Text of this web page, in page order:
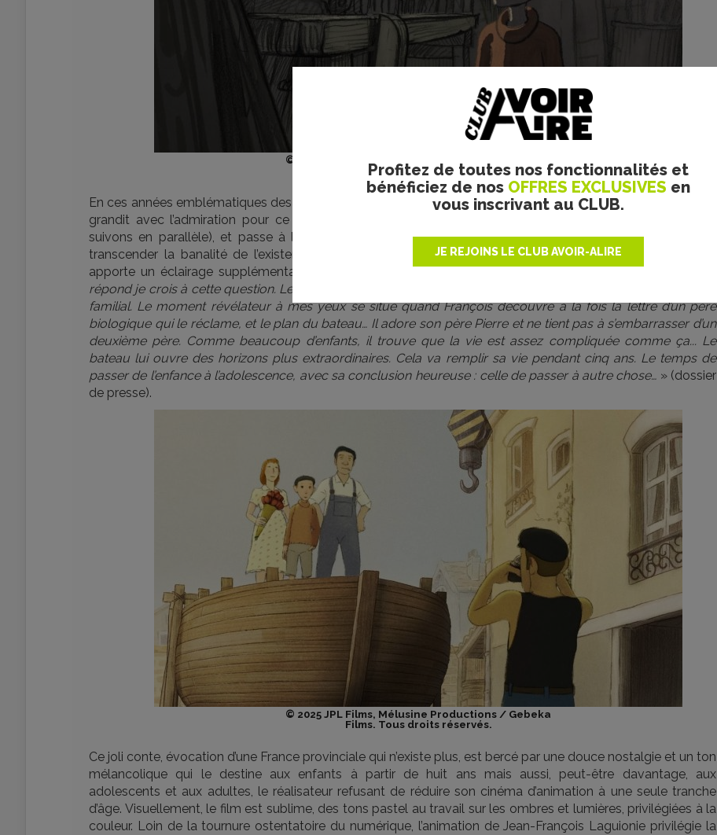
Profitez de toutes nos fonctionnalités et
bénéficiez de nos OFFRES EXCLUSIVES en
vous inscrivant au CLUB.
JE REJOINS LE CLUB AVOIR-ALIRE
© 2025 JPL Films, Mélusine Productions / Gebeka
Films. Tous droits réservés.
En ces années emblématiques des Trente Glorieuses, François, lui-même passionné par les épopées en mer,
grandit avec l’admiration pour ce projet, se documente sur le véritable parcours de Slocum (que nous
suivons en parallèle), et passe à l’âge adulte en réalisant que les souhaits les plus fous permettent de
transcender la banalité de l’existence, même s’ils ne sont pas menés à terme. Jean-François Laguionie
apporte un éclairage supplémentaire : «
Le malentendu affectif, assez courant entre un fils et son père,
répond je crois à cette question. Le bateau étant sans aucun doute pour Pierre une arche nécessaire au trio
familial. Le moment révélateur à mes yeux se situe quand François découvre à la fois la lettre d’un père
biologique qui le réclame, et le plan du bateau… Il adore son père Pierre et ne tient pas à s’embarrasser d’un
deuxième père. Comme beaucoup d’enfants, il trouve que la vie est assez compliquée comme ça... Le
bateau lui ouvre des horizons plus extraordinaires. Cela va remplir sa vie pendant cinq ans. Le temps de
passer de l’enfance à l’adolescence, avec sa conclusion heureuse : celle de passer à autre chose… » (dossier
de presse).
© 2025 JPL Films, Mélusine Productions / Gebeka
Films. Tous droits réservés.
Ce joli conte, évocation d’une France provinciale qui n’existe plus, est bercé par une douce nostalgie et un ton
mélancolique qui le destine aux enfants à partir de huit ans mais aussi, peut-être davantage, aux
adolescents et aux adultes, le réalisateur refusant de réduire son cinéma d’animation à une seule tranche
d’âge. Visuellement, le film est sublime, des tons pastel au travail sur les ombres et lumières, privilégiées à la
couleur. Loin de la tournure ostentatoire du numérique, l’animation de Jean-François Laguionie privilégie la